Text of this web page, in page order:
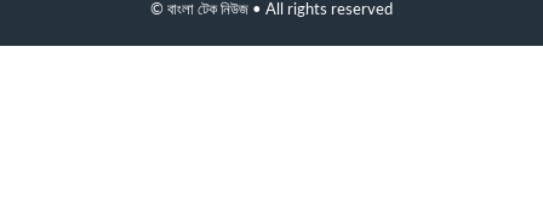
© বাংলা টেক নিউজ • All rights reserved